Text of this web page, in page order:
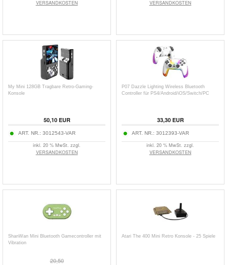
VERSANDKOSTEN
VERSANDKOSTEN
My Mini 128GB Tragbare Retro-Gaming-
Konsole
50,10EUR
ART. NR.: 3012543-VAR
inkl. 20 % MwSt. zzgl.
VERSANDKOSTEN
P07 Dazzle Lighting Wireless Bluetooth
Controller für PS4/Android/iOS/Switch/PC
33,30EUR
ART. NR.: 3012393-VAR
inkl. 20 % MwSt. zzgl.
VERSANDKOSTEN
ShanWan Mini Bluetooth Gamecontroller mit
Vibration
20,50
Atari The 400 Mini Retro Konsole - 25 Spiele